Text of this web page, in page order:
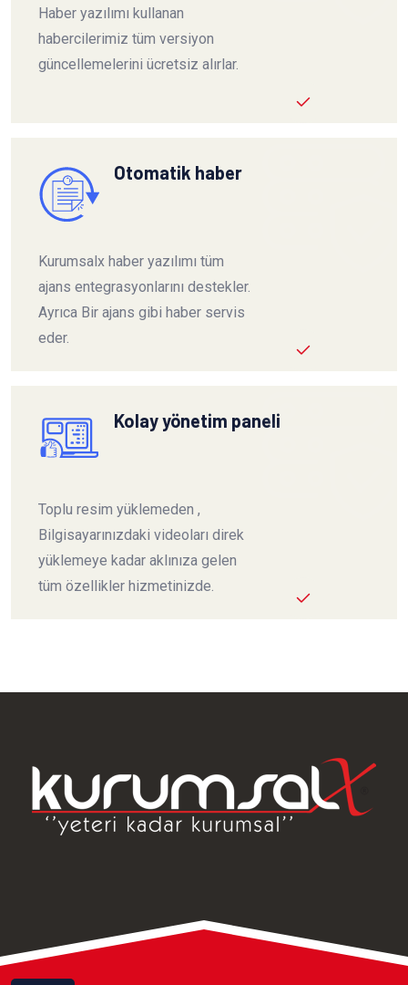
Haber yazılımı kullanan
habercilerimiz tüm versiyon
güncellemelerini ücretsiz alırlar.
Otomatik haber
Kurumsalx haber yazılımı tüm
ajans entegrasyonlarını destekler.
Ayrıca Bir ajans gibi haber servis
eder.
Kolay yönetim paneli
Toplu resim yüklemeden ,
Bilgisayarınızdaki videoları direk
yüklemeye kadar aklınıza gelen
tüm özellikler hizmetinizde.